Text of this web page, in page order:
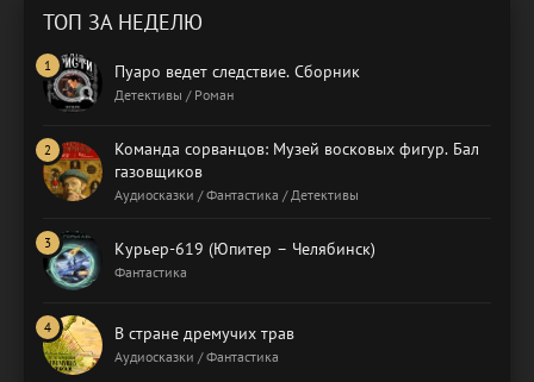
ТОП ЗА НЕДЕЛЮ
Пуаро ведет следствие. Сборник
Детективы / Роман
Команда сорванцов: Музей восковых фигур. Бал
газовщиков
Аудиосказки / Фантастика / Детективы
Курьер-619 (Юпитер – Челябинск)
Фантастика
В стране дремучих трав
Аудиосказки / Фантастика